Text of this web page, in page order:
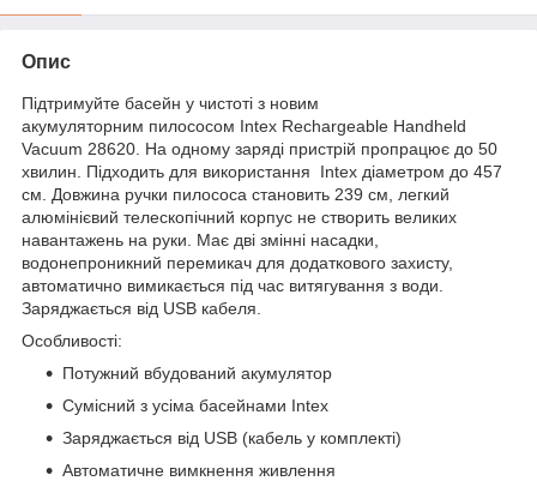
Опис
Підтримуйте басейн у чистоті з новим
акумуляторним пилососом Intex Rechargeable Handheld
Vacuum 28620. На одному заряді пристрій пропрацює до 50
хвилин. Підходить для використання Intex діаметром до 457
см. Довжина ручки пилососа становить 239 см, легкий
алюмінієвий телескопічний корпус не створить великих
навантажень на руки. Має дві змінні насадки,
водонепроникний перемикач для додаткового захисту,
автоматично вимикається під час витягування з води.
Заряджається від USB кабеля.
Особливості:
Потужний вбудований акумулятор
Сумісний з усіма басейнами Intex
Заряджається від USB (кабель у комплекті)
Автоматичне вимкнення живлення